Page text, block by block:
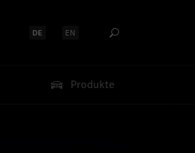
Sprache auswählen:
DE Sprache auswählen:
EN
Produkte